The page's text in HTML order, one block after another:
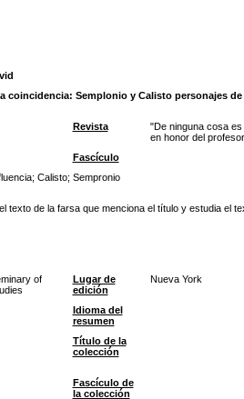
coincidencia: Semplonio y Calisto personajes
Revista
"De ninguna cosa
en honor del
Fascículo
; Calisto; Sempronio
texto de la farsa que menciona el título y estudia el
of
Lugar de
edición
Nueva York
Idioma del
resumen
Título de la
colección
Fascículo de
la colección